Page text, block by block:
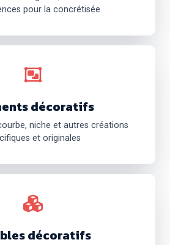
pour la concrétisée
décoratifs
niche et autres créations
et originales
décoratifs